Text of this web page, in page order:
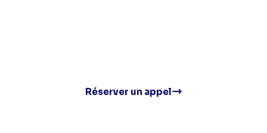
Réserver un appel